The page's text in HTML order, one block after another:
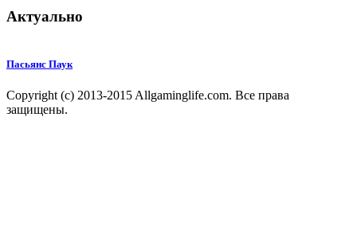
Актуально
Пасьянс Паук
Copyright (c) 2013-2015 Allgaminglife.com. Все права
защищены.